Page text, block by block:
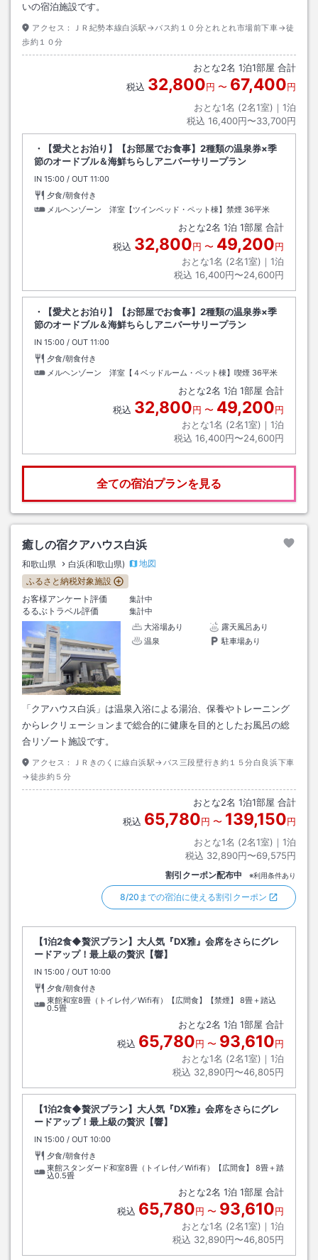
いの宿泊施設です。
アクセス：
ＪＲ紀勢本線白浜駅→バス約１０分とれとれ市場前下車→徒
歩約１０分
おとな2名 1泊1部屋 合計
税込 32,800円 〜 67,400円
おとな1名 (2名1室)｜ 1泊
税込 16,400円〜33,700円
・【愛犬とお泊り】【お部屋でお食事】2種類の温泉券×季
節のオードブル＆海鮮ちらしアニバーサリープラン
IN チェックイン
15:00 / OUT チェックアウト
11:00
夕食/朝食付き
メルヘンゾーン 洋室【ツインベッド・ペット棟】禁煙 36平米
おとな2名 1泊 1部屋 合計
税込 32,800円 〜 49,200円
おとな1名 (2名1室)｜ 1泊
税込 16,400円〜24,600円
・【愛犬とお泊り】【お部屋でお食事】2種類の温泉券×季
節のオードブル＆海鮮ちらしアニバーサリープラン
IN チェックイン
15:00 / OUT チェックアウト
11:00
夕食/朝食付き
メルヘンゾーン 洋室【４ベッドルーム・ペット棟】喫煙 36平米
おとな2名 1泊 1部屋 合計
税込 32,800円 〜 49,200円
おとな1名 (2名1室)｜ 1泊
税込 16,400円〜24,600円
全ての宿泊プランを見る
癒しの宿クアハウス白浜
和歌山県 白浜(和歌山県)
地図
ふるさと納税対象施設
お客様アンケート評価
集計中
るるぶトラベル評価
集計中
大浴場あり
露天風呂あり
温泉
駐車場あり
「クアハウス白浜」は温泉入浴による湯治、保養やトレーニング
からレクリェーションまで総合的に健康を目的としたお風呂の総
合リゾート施設です。
アクセス：
ＪＲきのくに線白浜駅→バス三段壁行き約１５分白良浜下車
→徒歩約５分
おとな2名 1泊1部屋 合計
税込 65,780円 〜 139,150円
おとな1名 (2名1室)｜ 1泊
税込 32,890円〜69,575円
割引クーポン配布中 ※利用条件あり
8/20までの宿泊に使える割引クーポン
【1泊2食◆贅沢プラン】大人気『DX雅』会席をさらにグレ
ードアップ！最上級の贅沢【響】
IN チェックイン
15:00 / OUT チェックアウト
10:00
夕食/朝食付き
東館和室8畳（トイレ付／Wifi有）【広間食】【禁煙】
8畳＋踏込
0.5畳
おとな2名 1泊 1部屋 合計
税込 65,780円 〜 93,610円
おとな1名 (2名1室)｜ 1泊
税込 32,890円〜46,805円
【1泊2食◆贅沢プラン】大人気『DX雅』会席をさらにグレ
ードアップ！最上級の贅沢【響】
IN チェックイン
15:00 / OUT チェックアウト
10:00
夕食/朝食付き
東館スタンダード和室8畳（トイレ付／Wifi有）【広間食】
8畳＋踏
込0.5畳
おとな2名 1泊 1部屋 合計
税込 65,780円 〜 93,610円
おとな1名 (2名1室)｜ 1泊
税込 32,890円〜46,805円